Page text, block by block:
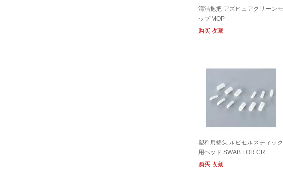
清洁拖把 アズピュアクリーンモ
ップ MOP
购买 收藏
塑料用棉头 ルビセルスティック
用ヘッド SWAB FOR CR
购买 收藏